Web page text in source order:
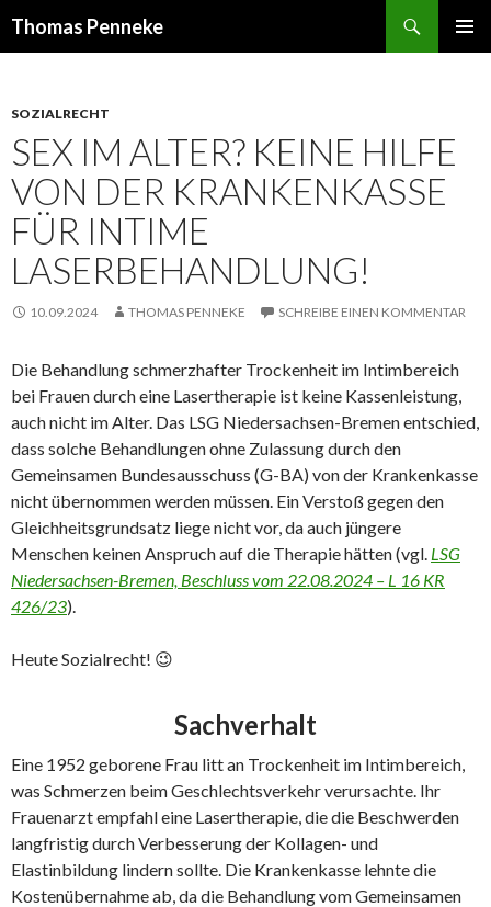
Thomas Penneke
SOZIALRECHT
SEX IM ALTER? KEINE HILFE
VON DER KRANKENKASSE
FÜR INTIME
LASERBEHANDLUNG!
10.09.2024 THOMAS PENNEKE SCHREIBE EINEN KOMMENTAR
Die Behandlung schmerzhafter Trockenheit im Intimbereich
bei Frauen durch eine Lasertherapie ist keine Kassenleistung,
auch nicht im Alter. Das LSG Niedersachsen-Bremen entschied,
dass solche Behandlungen ohne Zulassung durch den
Gemeinsamen Bundesausschuss (G-BA) von der Krankenkasse
nicht übernommen werden müssen. Ein Verstoß gegen den
Gleichheitsgrundsatz liege nicht vor, da auch jüngere
Menschen keinen Anspruch auf die Therapie hätten (vgl. LSG
Niedersachsen-Bremen, Beschluss vom 22.08.2024 – L 16 KR
426/23).
Heute Sozialrecht! 😉
Sachverhalt
Eine 1952 geborene Frau litt an Trockenheit im Intimbereich,
was Schmerzen beim Geschlechtsverkehr verursachte. Ihr
Frauenarzt empfahl eine Lasertherapie, die die Beschwerden
langfristig durch Verbesserung der Kollagen- und
Elastinbildung lindern sollte. Die Krankenkasse lehnte die
Kostenübernahme ab, da die Behandlung vom Gemeinsamen